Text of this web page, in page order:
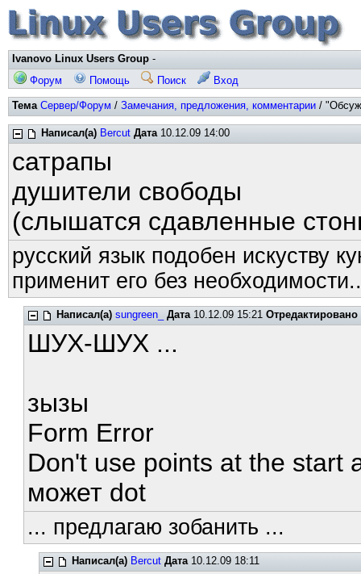
Ivanovo Linux Users Group -
Форум
Помощь Поиск Вход
Тема Сервер/Форум / Замечания, предложения, комментарии /
Написал(а) Bercut Дата10.12.09 14:00
сатрапы
душители свободы
(слышатся сдавленные
русский язык подобен искуству
применит его без
Написал(а) sungreen_ Дата10.12.09 15:21Отредактировано
ШУХ-ШУХ ...
зызы
Form Error
Don't use points at the start
может dot
... предлагаю зобанить ...
Написал(а) Bercut Дата10.12.09 18:11